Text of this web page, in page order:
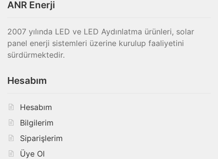
ANR Enerji
2007 yılında LED ve LED Aydınlatma ürünleri, solar
panel enerji sistemleri üzerine kurulup faaliyetini
sürdürmektedir.
Hesabım
Hesabım
Bilgilerim
Siparişlerim
Üye Ol